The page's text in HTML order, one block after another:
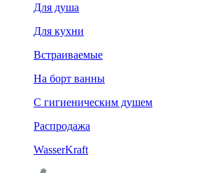
Для душа
Для кухни
Встраиваемые
На борт ванны
C гигиеническим душем
Распродажа
WasserKraft